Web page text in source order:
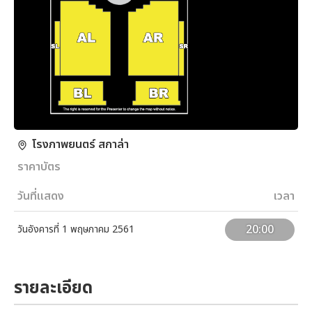
โรงภาพยนตร์ สกาล่า
ราคาบัตร
วันที่แสดง
เวลา
วันอังคารที่ 1 พฤษภาคม 2561 20:00
รายละเอียด